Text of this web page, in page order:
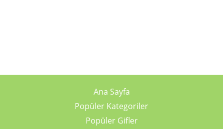
Ana Sayfa
Popüler Kategoriler
Popüler Gifler